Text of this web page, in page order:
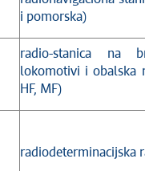
i pomorska)
radio-stanica na
lokomotivi i obalska
HF, MF)
radiodeterminacijska